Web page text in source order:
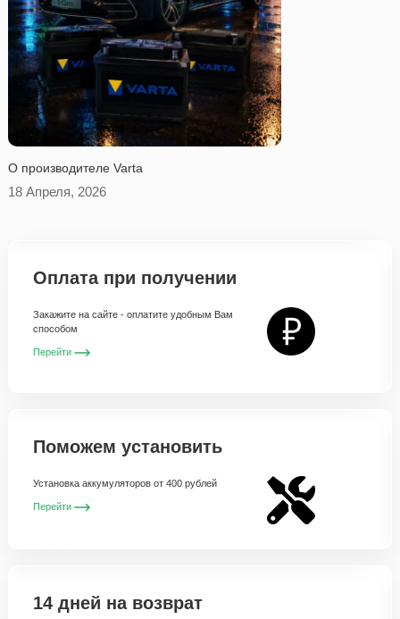
O производителе Varta
18 Апреля, 2026
Оплата при получении
Закажите на сайте - оплатите удобным Вам
способом
Перейти
Поможем установить
Установка аккумуляторов от 400 рублей
Перейти
14 дней на возврат